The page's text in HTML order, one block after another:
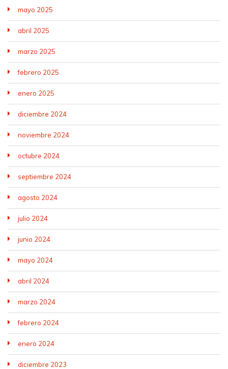
mayo 2025
abril 2025
marzo 2025
febrero 2025
enero 2025
diciembre 2024
noviembre 2024
octubre 2024
septiembre 2024
agosto 2024
julio 2024
junio 2024
mayo 2024
abril 2024
marzo 2024
febrero 2024
enero 2024
diciembre 2023